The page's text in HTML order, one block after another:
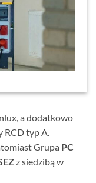
a dodatkowo
RCD typ A.
Grupa PC
z siedzibą w